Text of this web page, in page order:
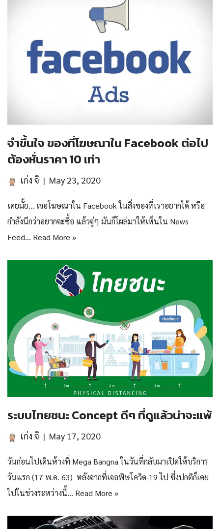
จำขึ้นใจ ของที่โฆษณาใน Facebook ต่อไป
ต้องหั่นราคา 10 เท่า
เก่ง จิ May 23, 2020
เคยมั้ย… เจอโฆษณาใน Facebook ในสิ่งของที่เราอยากได้ หรือ
กำลังนึกว่าอยากจะซื้อ แล้วจู่ๆ มันก็โผล่มาให้เห็นใน News
Feed… Read More »
ระบบไทยชนะ Concept ดีๆ ที่ดูแล้วน่าจะแพ้
เก่ง จิ May 17, 2020
วันก่อนไปเดินห้างที่ Mega Bangna ในวันที่กลับมาเปิดให้บริการ
วันแรก (17 พ.ค. 63) หลังจากที่เจอพิษโควิด-19 ไป ซึ่งปกติก็เคย
ไปในช่วงระหว่างนี้… Read More »